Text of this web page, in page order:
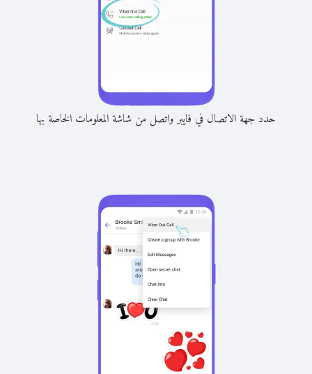
حدد جهة الاتصال في فايبر واتصل من شاشة المعلومات الخاصة بها